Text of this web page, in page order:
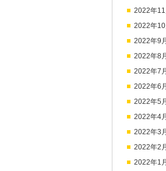
2022年11
2022年10
2022年9月
2022年8月
2022年7月
2022年6月
2022年5月
2022年4月
2022年3月
2022年2月
2022年1月